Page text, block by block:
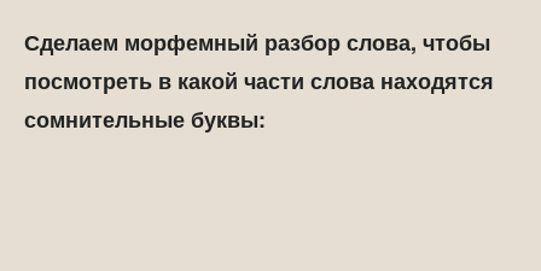
Сделаем морфемный разбор слова, чтобы
посмотреть в какой части слова находятся
сомнительные буквы: